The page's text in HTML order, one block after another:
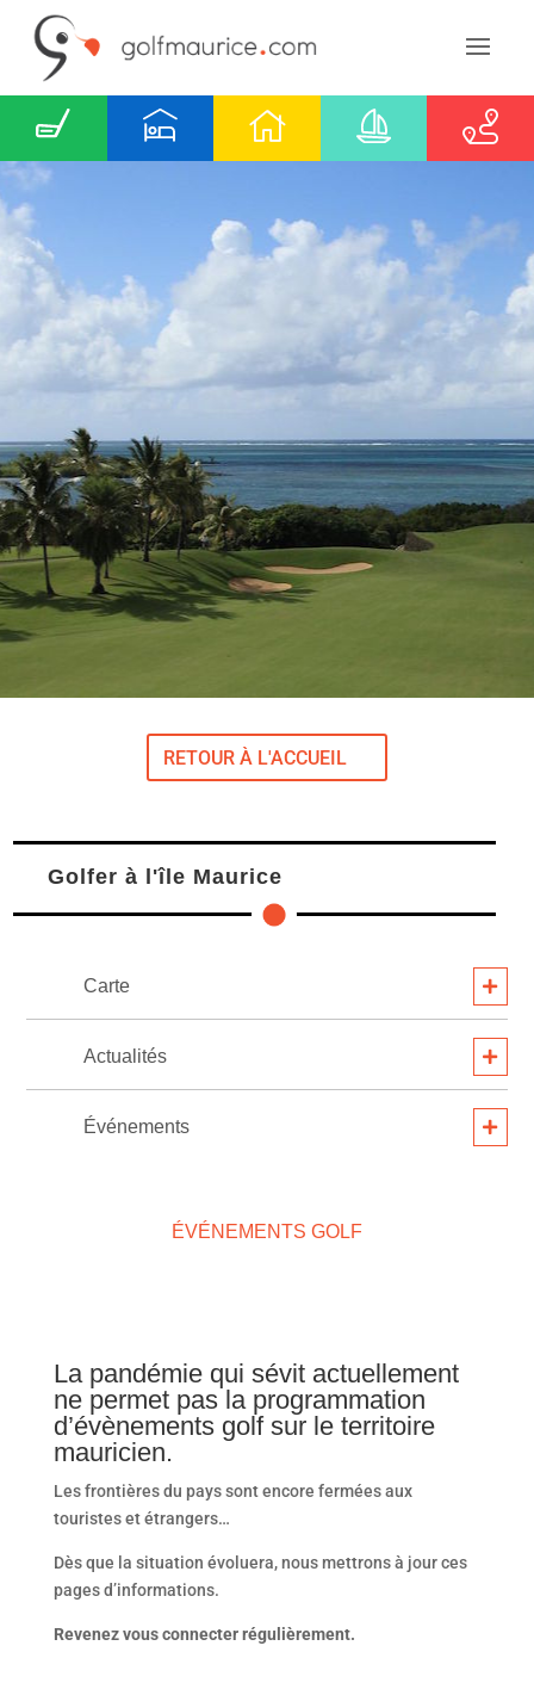
RETOUR À L'ACCUEIL
Golfer à l'île Maurice
Carte
Actualités
Événements
ÉVÉNEMENTS GOLF
La pandémie qui sévit actuellement
ne permet pas la programmation
d’évènements golf sur le territoire
mauricien.
Les frontières du pays sont encore fermées aux
touristes et étrangers…
Dès que la situation évoluera, nous mettrons à jour ces
pages d’informations.
Revenez vous connecter régulièrement.